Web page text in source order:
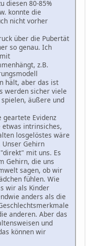
diesen 80-85%
konnte die
nicht vorher
über die Pubertät
so genau. Ich
z.B.
hält, aber das ist
werden sicher viele
äußere und
geartete Evidenz
etwas intrinsiches,
losgelöstes wäre
Gehirn
mit uns. Es
Gehirn, die uns
sagen, ob wir
fühlen. Wie
wir als Kinder
anders als die
anderen. Aber das
und
können wir